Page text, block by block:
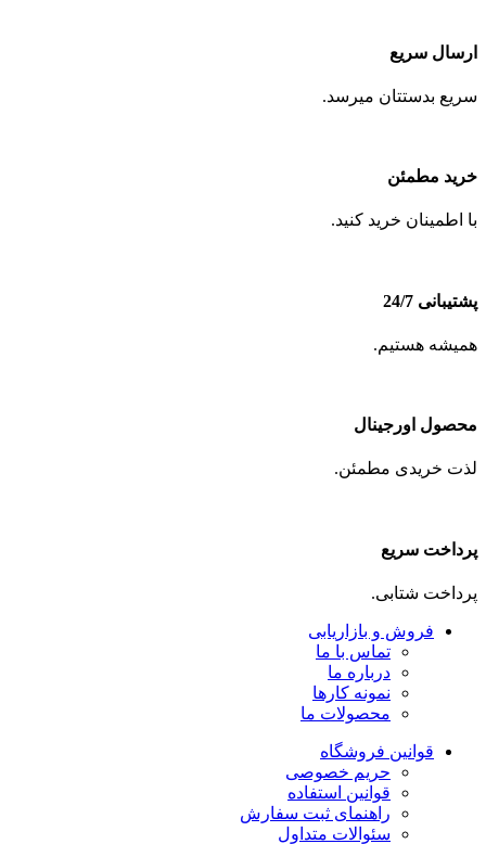
ارسال سریع
سریع بدستتان میرسد.
خرید مطمئن
با اطمینان خرید کنید.
پشتیبانی 24/7
همیشه هستیم.
محصول اورجینال
لذت خریدی مطمئن.
پرداخت سریع
پرداخت شتابی.
فروش و بازاریابی
تماس با ما
درباره ما
نمونه کارها
محصولات ما
قوانین فروشگاه
حریم خصوصی
قوانین استفاده
راهنمای ثبت سفارش
سئوالات متداول